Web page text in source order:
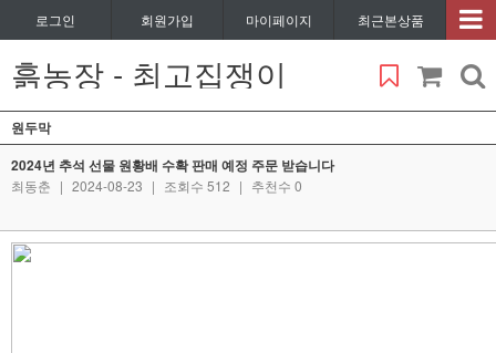
로그인 회원가입 마이페이지 최근본상품
흙농장 - 최고집쟁이
원두막
2024년 추석 선물 원황배 수확 판매 예정 주문 받습니다
최동춘 | 2024-08-23 | 조회수 512 | 추천수 0